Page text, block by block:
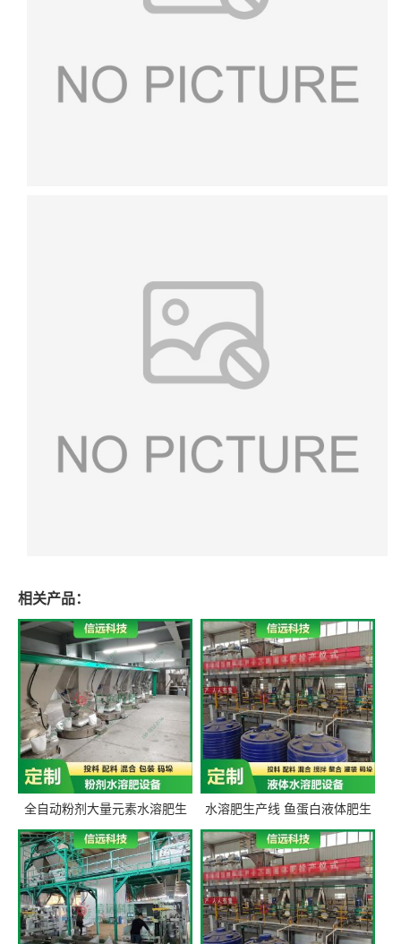
相关产品：
全自动粉剂大量元素水溶肥生
产设备 信远科技肥料生产设备
源头厂家
水溶肥生产线 鱼蛋白液体肥生
产设备 氨基酸液态肥全套设备